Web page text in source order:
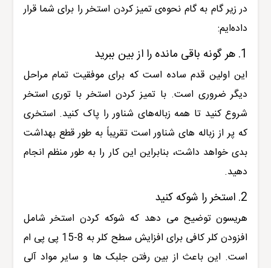
در زیر گام به گام نحوه‌ی تمیز کردن استخر را برای شما قرار
داده‌ایم:
1. هر گونه باقی مانده را از بین ببرید
این اولین قدم ساده است که برای موفقیت تمام مراحل
دیگر ضروری است. با تمیز کردن استخر با توری استخر
شروع کنید تا همه زباله‌های شناور را پاک کنید. استخری
که پر از زباله های شناور است تقریباً به طور قطع بهداشت
بدی خواهد داشت، بنابراین این کار را به طور منظم انجام
دهید.
2. استخر را شوکه کنید
هریسون توضیح می دهد که شوکه کردن استخر شامل
افزودن کلر کافی برای افزایش سطح کلر به 8-15 پی پی ام
است. این باعث از بین رفتن جلبک ها و سایر مواد آلی